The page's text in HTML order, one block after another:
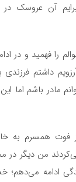
برایم آن عروسک
را فهمید و در
داشتم
مادر باشم
فوت همسرم به
من دیگر در
ادامه می‌دهم؛